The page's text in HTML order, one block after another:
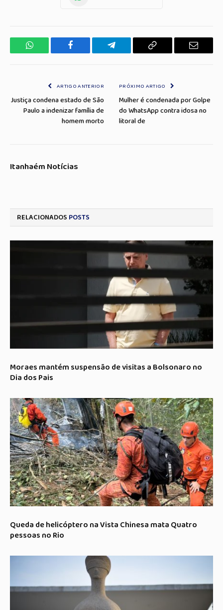
WhatsApp Facebook Telegrama Copiar
E-
ARTIGO ANTERIOR
Justiça condena estado de São
Paulo a indenizar família de
homem morto
PRÓXIMO ARTIGO
Mulher é condenada por Golpe
do WhatsApp contra idosa no
litoral de
Itanhaém Notícias
RELACIONADOS POSTS
Moraes mantém suspensão de visitas a Bolsonaro no
Dia dos Pais
Queda de helicóptero na Vista Chinesa mata Quatro
pessoas no Rio